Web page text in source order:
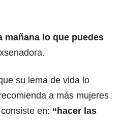
mañana lo que puedes
su lema de vida lo
a más mujeres
en: “hacer las